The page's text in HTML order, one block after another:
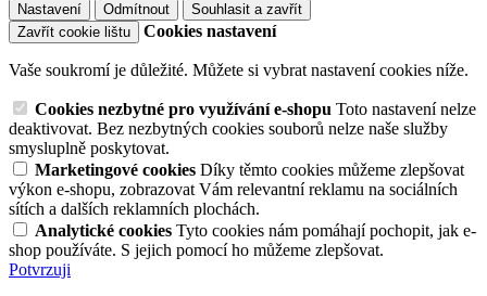
Nastavení Odmítnout
Souhlasit a zavřít
Zavřít cookie lištu
Cookies nastavení
Vaše soukromí je důležité. Můžete si vybrat nastavení cookies níže.
Cookies nezbytné pro využívání e-shopu Toto nastavení nelze
deaktivovat. Bez nezbytných cookies souborů nelze naše služby
smysluplně poskytovat.
Marketingové cookies Díky těmto cookies můžeme zlepšovat
výkon e-shopu, zobrazovat Vám relevantní reklamu na sociálních
sítích a dalších reklamních plochách.
Analytické cookies Tyto cookies nám pomáhají pochopit, jak e-
shop používáte. S jejich pomocí ho můžeme zlepšovat.
Potvrzuji